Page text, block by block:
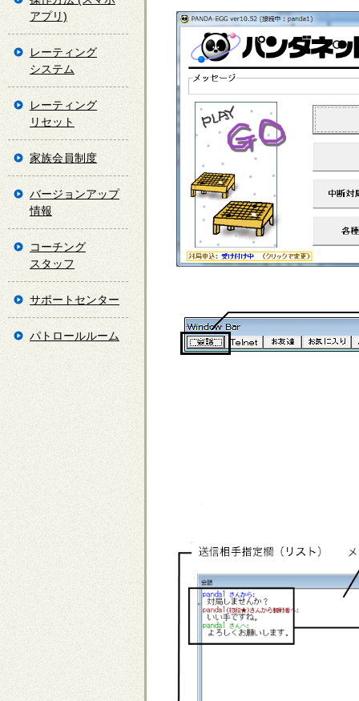
アプリ)
レーティング
システム
レーティング
リセット
家族会員制度
バージョンアップ
情報
コーチング
スタッフ
サポートセンター
パトロールルーム